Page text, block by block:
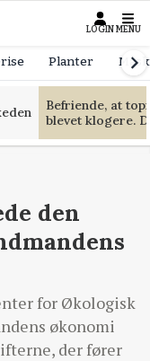
LOGIN MENU
Planter
Befriende, at
blevet klogere.
den
for Økologisk
økonomi
der fører